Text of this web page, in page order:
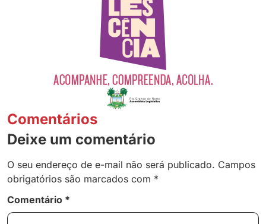
Comentários
Deixe um comentário
O seu endereço de e-mail não será publicado. Campos
obrigatórios são marcados com *
Comentário *